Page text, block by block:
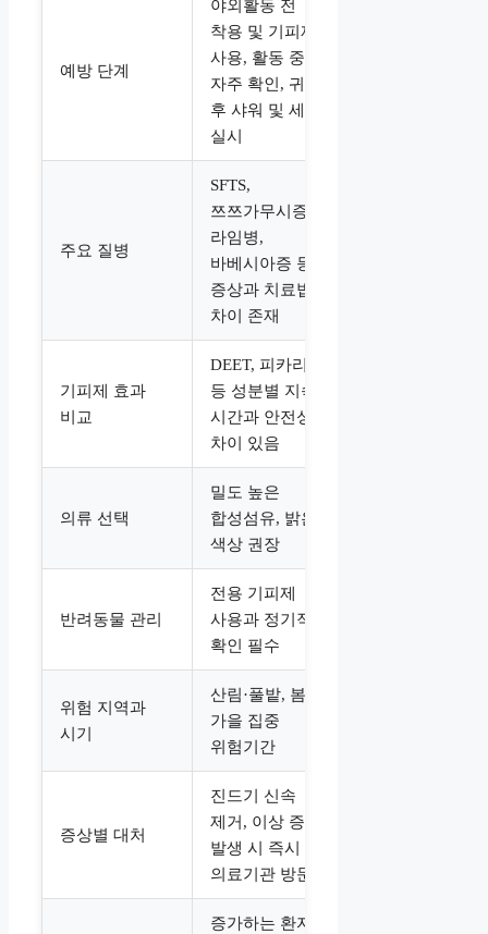
예방 단계
야외활동 전
착용 및 기피제
사용, 활동 중
자주 확인, 귀가
후 샤워 및 세탁
실시
주요 질병
SFTS,
쯔쯔가무시증,
라임병,
바베시아증 등
증상과 치료법
차이 존재
기피제 효과
비교
DEET, 피카리딘
등 성분별 지속
시간과 안전성
차이 있음
의류 선택
밀도 높은
합성섬유, 밝은
색상 권장
반려동물 관리
전용 기피제
사용과 정기적
확인 필수
위험 지역과
시기
산림·풀밭, 봄〜
가을 집중
위험기간
증상별 대처
진드기 신속
제거, 이상 증상
발생 시 즉시
의료기관 방문
증가하는 환자